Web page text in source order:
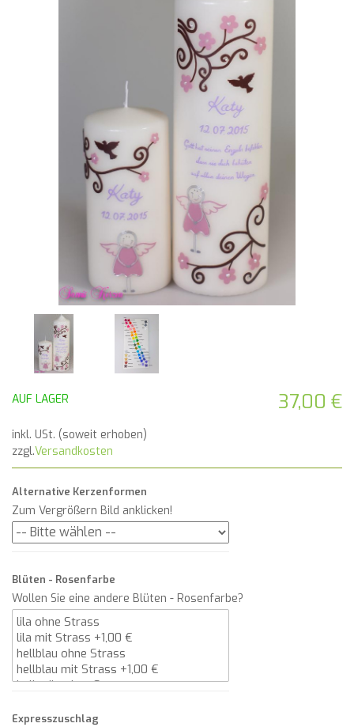
37,00 €
AUF LAGER
inkl. USt. (soweit erhoben)
zzgl.Versandkosten
Alternative Kerzenformen
Zum Vergrößern Bild anklicken!
Blüten - Rosenfarbe
Wollen Sie eine andere Blüten - Rosenfarbe?
Expresszuschlag